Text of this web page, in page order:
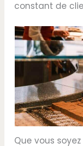
constant de
Que vous